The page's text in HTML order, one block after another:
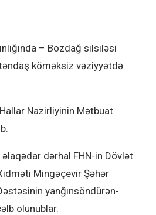
– Bozdağ silsiləsi
köməksiz vəziyyətdə
Nazirliyinin Mətbuat
dərhal FHN-in Dövlət
Mingəçevir Şəhər
yanğınsöndürən-
olunublar.